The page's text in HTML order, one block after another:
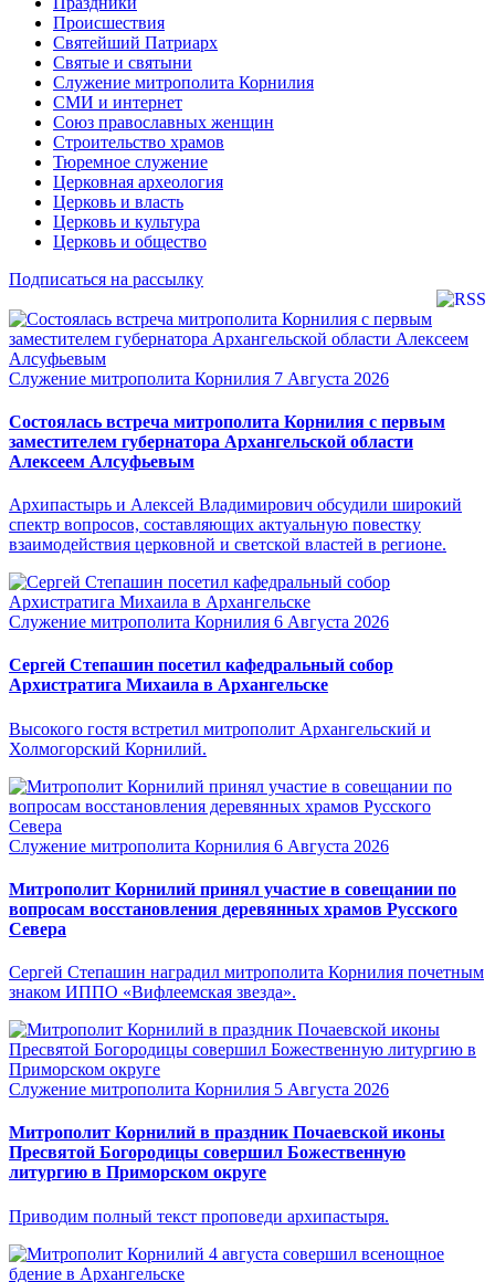
Происшествия
Святейший Патриарх
Святые и святыни
Служение митрополита Корнилия
СМИ и интернет
Союз православных женщин
Строительство храмов
Тюремное служение
Церковная археология
Церковь и власть
Церковь и культура
Церковь и общество
Подписаться на рассылку
Служение митрополита Корнилия 7 Августа 2026
Состоялась встреча митрополита Корнилия с первым
заместителем губернатора Архангельской области
Алексеем Алсуфьевым
Архипастырь и Алексей Владимирович обсудили широкий
спектр вопросов, составляющих актуальную повестку
взаимодействия церковной и светской властей в регионе.
Служение митрополита Корнилия 6 Августа 2026
Сергей Степашин посетил кафедральный собор
Архистратига Михаила в Архангельске
Высокого гостя встретил митрополит Архангельский и
Холмогорский Корнилий.
Служение митрополита Корнилия 6 Августа 2026
Митрополит Корнилий принял участие в совещании по
вопросам восстановления деревянных храмов Русского
Севера
Сергей Степашин наградил митрополита Корнилия почетным
знаком ИППО «Вифлеемская звезда».
Служение митрополита Корнилия 5 Августа 2026
Митрополит Корнилий в праздник Почаевской иконы
Пресвятой Богородицы совершил Божественную
литургию в Приморском округе
Приводим полный текст проповеди архипастыря.